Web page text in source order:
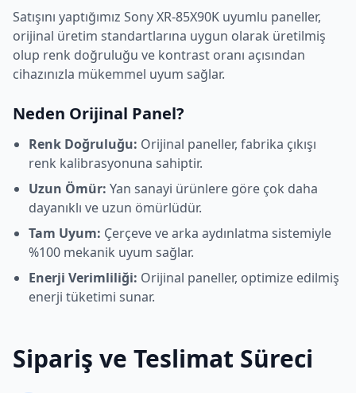
Satışını yaptığımız SonyXR-85X90K uyumlu paneller,
orijinal üretim standartlarına uygun olarak üretilmiş
olup renk doğruluğu ve kontrast oranı açısından
cihazınızla mükemmel uyum sağlar.
Neden Orijinal Panel?
Renk Doğruluğu: Orijinal paneller, fabrika çıkışı
renk kalibrasyonuna sahiptir.
Uzun Ömür: Yan sanayi ürünlere göre çok daha
dayanıklı ve uzun ömürlüdür.
Tam Uyum: Çerçeve ve arka aydınlatma sistemiyle
%100 mekanik uyum sağlar.
Enerji Verimliliği: Orijinal paneller, optimize edilmiş
enerji tüketimi sunar.
Sipariş ve Teslimat Süreci